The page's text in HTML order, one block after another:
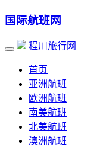
国际航班网
程川旅行网
首页
亚洲航班
欧洲航班
南美航班
北美航班
澳洲航班